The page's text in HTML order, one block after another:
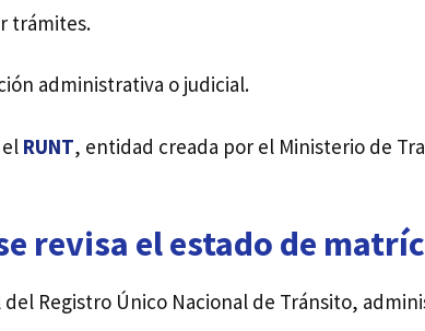
trámites.
administrativa o judicial.
RUNT, entidad creada por el Ministerio de
revisa el estado de
Registro Único Nacional de Tránsito,